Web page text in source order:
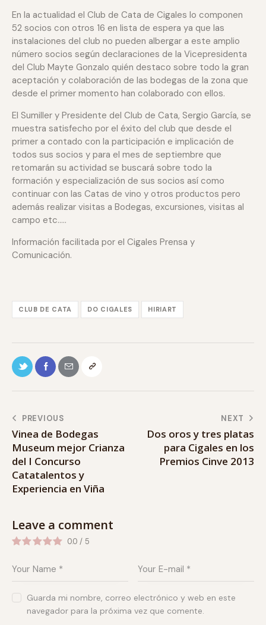
En la actualidad el Club de Cata de Cigales lo componen
52 socios con otros 16 en lista de espera ya que las
instalaciones del club no pueden albergar a este amplio
número socios según declaraciones de la Vicepresidenta
del Club Mayte Gonzalo quién destaco sobre todo la gran
aceptación y colaboración de las bodegas de la zona que
desde el primer momento han colaborado con ellos.
El Sumiller y Presidente del Club de Cata, Sergio García, se
muestra satisfecho por el éxito del club que desde el
primer a contado con la participación e implicación de
todos sus socios y para el mes de septiembre que
retomarán su actividad se buscará sobre todo la
formación y especialización de sus socios así como
continuar con las Catas de vino y otros productos pero
además realizar visitas a Bodegas, excursiones, visitas al
campo etc…..
Información facilitada por el Cigales Prensa y
Comunicación.
CLUB DE CATA DO CIGALES HIRIART
PREVIOUS
Vinea de Bodegas
Museum mejor Crianza
del I Concurso
Catatalentos y
Experiencia en Viña
NEXT
Dos oros y tres platas
para Cigales en los
Premios Cinve 2013
Leave a comment
0.0 / 5
Guarda mi nombre, correo electrónico y web en este
navegador para la próxima vez que comente.